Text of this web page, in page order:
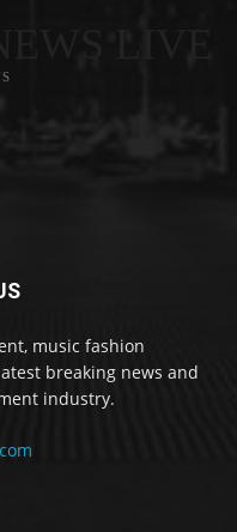
music fashion
breaking news and
industry.